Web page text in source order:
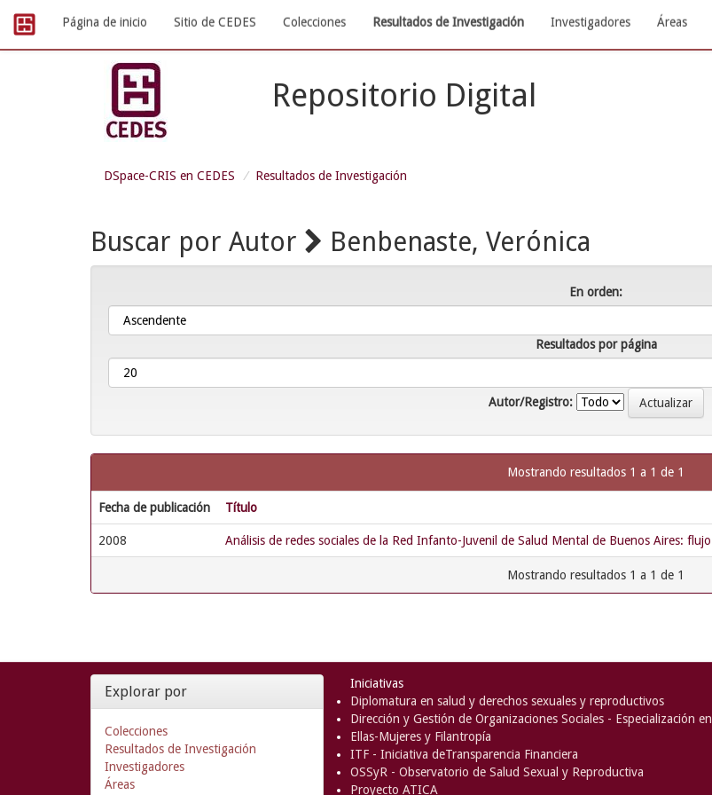
navigation
Página de inicio Sitio de CEDES Colecciones Resultados de Investigación Investigadores Áreas
Repositorio Digital
DSpace-CRIS en CEDES Resultados de Investigación
Buscar por Autor Benbenaste, Verónica
En orden:
Resultados por página
Autor/Registro:
Mostrando resultados 1 a 1 de 1
Fecha de publicación Título
2008 Análisis de redes sociales de la Red Infanto-Juvenil de Salud Mental de Buenos Aires:
Mostrando resultados 1 a 1 de 1
Explorar por
Colecciones
Resultados de Investigación
Investigadores
Áreas
Iniciativas
Diplomatura en salud y derechos sexuales y reproductivos
Dirección y Gestión de Organizaciones Sociales - Especialización
Ellas-Mujeres y Filantropía
ITF - Iniciativa deTransparencia Financiera
OSSyR - Observatorio de Salud Sexual y Reproductiva
Proyecto ATICA